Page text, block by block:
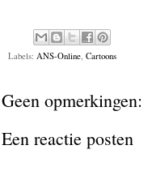
Labels: ANS-Online, Cartoons
Geen opmerkingen:
Een reactie posten